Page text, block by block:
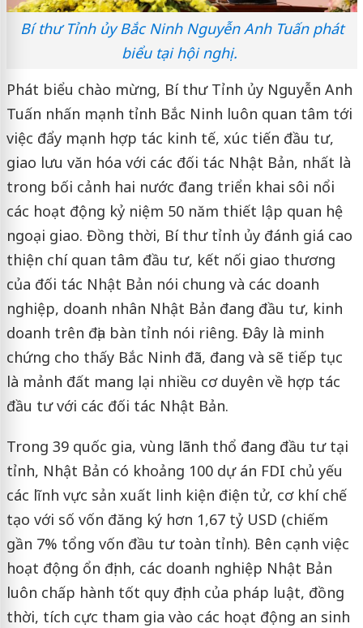
Bí thư Tỉnh ủy Bắc Ninh Nguyễn Anh Tuấn phát
biểu tại hội nghị.
Phát biểu chào mừng, Bí thư Tỉnh ủy Nguyễn Anh
Tuấn nhấn mạnh tỉnh Bắc Ninh luôn quan tâm tới
việc đẩy mạnh hợp tác kinh tế, xúc tiến đầu tư,
giao lưu văn hóa với các đối tác Nhật Bản, nhất là
trong bối cảnh hai nước đang triển khai sôi nổi
các hoạt động kỷ niệm 50 năm thiết lập quan hệ
ngoại giao. Đồng thời, Bí thư tỉnh ủy đánh giá cao
thiện chí quan tâm đầu tư, kết nối giao thương
của đối tác Nhật Bản nói chung và các doanh
nghiệp, doanh nhân Nhật Bản đang đầu tư, kinh
doanh trên địa bàn tỉnh nói riêng. Đây là minh
chứng cho thấy Bắc Ninh đã, đang và sẽ tiếp tục
là mảnh đất mang lại nhiều cơ duyên về hợp tác
đầu tư với các đối tác Nhật Bản.
Trong 39 quốc gia, vùng lãnh thổ đang đầu tư tại
tỉnh, Nhật Bản có khoảng 100 dự án FDI chủ yếu
các lĩnh vực sản xuất linh kiện điện tử, cơ khí chế
tạo với số vốn đăng ký hơn 1,67 tỷ USD (chiếm
gần 7% tổng vốn đầu tư toàn tỉnh). Bên cạnh việc
hoạt động ổn định, các doanh nghiệp Nhật Bản
luôn chấp hành tốt quy định của pháp luật, đồng
thời, tích cực tham gia vào các hoạt động an sinh